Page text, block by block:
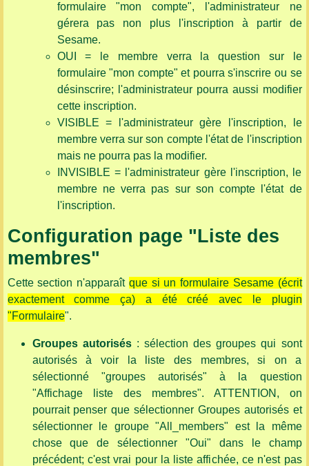
formulaire "mon compte", l'administrateur ne
gérera pas non plus l'inscription à partir de
Sesame.
OUI = le membre verra la question sur le
formulaire "mon compte" et pourra s'inscrire ou se
désinscrire; l'administrateur pourra aussi modifier
cette inscription.
VISIBLE = l'administrateur gère l'inscription, le
membre verra sur son compte l'état de l'inscription
mais ne pourra pas la modifier.
INVISIBLE = l'administrateur gère l'inscription, le
membre ne verra pas sur son compte l'état de
l'inscription.
Configuration page "Liste des
membres"
Cette section n'apparaît que si un formulaire Sesame (écrit
exactement comme ça) a été créé avec le plugin
"Formulaire".
Groupes autorisés: sélection des groupes qui sont
autorisés à voir la liste des membres, si on a
sélectionné "groupes autorisés" à la question
"Affichage liste des membres". ATTENTION, on
pourrait penser que sélectionner Groupes autorisés et
sélectionner le groupe "All_members" est la même
chose que de sélectionner "Oui" dans le champ
précédent; c'est vrai pour la liste affichée, ce n'est pas